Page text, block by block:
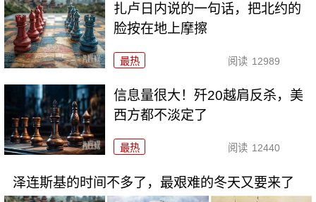
扎卢日内说的一句话，把北约的
脸按在地上摩擦
最热 阅读 12989
信息量很大！歼20越肩反杀，美
西方都不淡定了
最热 阅读 12440
泽连斯基的时间不多了，最艰难的冬天又要来了